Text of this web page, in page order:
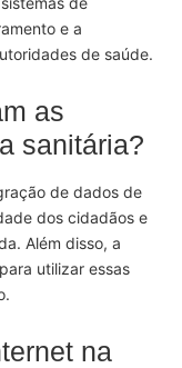
e a
de saúde.
as
sanitária?
de dados de
dos cidadãos e
Além disso, a
utilizar essas
na